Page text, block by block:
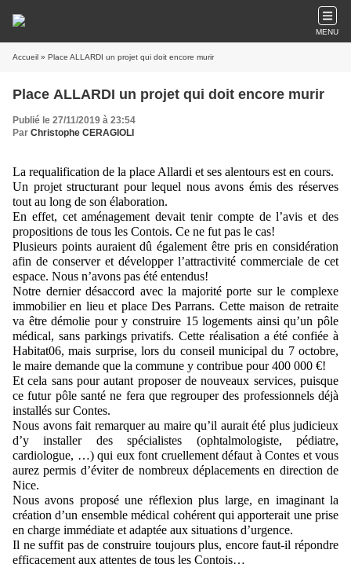
MENU
Accueil » Place ALLARDI un projet qui doit encore murir
Place ALLARDI un projet qui doit encore murir
Publié le 27/11/2019 à 23:54
Par Christophe CERAGIOLI
La requalification de la place Allardi et ses alentours est en cours.
Un projet structurant pour lequel nous avons émis des réserves
tout au long de son élaboration.
En effet, cet aménagement devait tenir compte de l’avis et des
propositions de tous les Contois. Ce ne fut pas le cas!
Plusieurs points auraient dû également être pris en considération
afin de conserver et développer l’attractivité commerciale de cet
espace. Nous n’avons pas été entendus!
Notre dernier désaccord avec la majorité porte sur le complexe
immobilier en lieu et place Des Parrans. Cette maison de retraite
va être démolie pour y construire 15 logements ainsi qu’un pôle
médical, sans parkings privatifs. Cette réalisation a été confiée à
Habitat06, mais surprise, lors du conseil municipal du 7 octobre,
le maire demande que la commune y contribue pour 400 000 €!
Et cela sans pour autant proposer de nouveaux services, puisque
ce futur pôle santé ne fera que regrouper des professionnels déjà
installés sur Contes.
Nous avons fait remarquer au maire qu’il aurait été plus judicieux
d’y installer des spécialistes (ophtalmologiste, pédiatre,
cardiologue, …) qui eux font cruellement défaut à Contes et vous
aurez permis d’éviter de nombreux déplacements en direction de
Nice.
Nous avons proposé une réflexion plus large, en imaginant la
création d’un ensemble médical cohérent qui apporterait une prise
en charge immédiate et adaptée aux situations d’urgence.
Il ne suffit pas de construire toujours plus, encore faut-il répondre
efficacement aux attentes de tous les Contois…